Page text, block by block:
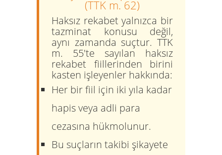
(TTK m. 62)
Haksız rekabet yalnızca bir
tazminat konusu değil,
aynı zamanda suçtur. TTK
m. 55'te sayılan haksız
rekabet fiillerinden birini
kasten işleyenler hakkında:
Her bir fiil için iki yıla kadar
hapisveya adli para
cezasına hükmolunur.
Bu suçların takibi şikayete